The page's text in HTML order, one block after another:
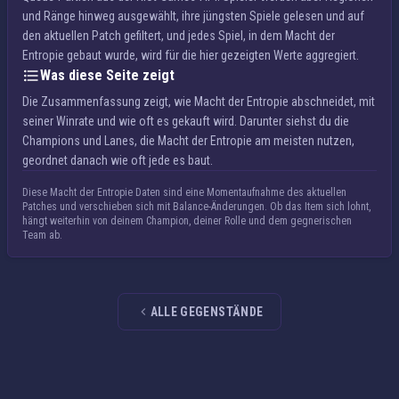
und Ränge hinweg ausgewählt, ihre jüngsten Spiele gelesen und auf
den aktuellen Patch gefiltert, und jedes Spiel, in dem Macht der
Entropie gebaut wurde, wird für die hier gezeigten Werte aggregiert.
Was diese Seite zeigt
Die Zusammenfassung zeigt, wie Macht der Entropie abschneidet, mit
seiner Winrate und wie oft es gekauft wird. Darunter siehst du die
Champions und Lanes, die Macht der Entropie am meisten nutzen,
geordnet danach wie oft jede es baut.
Diese Macht der Entropie Daten sind eine Momentaufnahme des aktuellen
Patches und verschieben sich mit Balance-Änderungen. Ob das Item sich lohnt,
hängt weiterhin von deinem Champion, deiner Rolle und dem gegnerischen
Team ab.
ALLE GEGENSTÄNDE